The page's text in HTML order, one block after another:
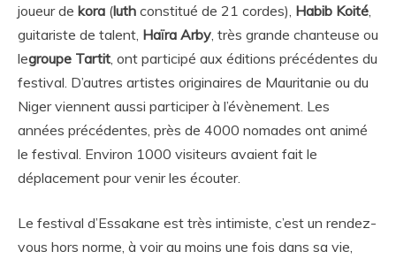
joueur de kora (luth constitué de 21 cordes), Habib Koité
guitariste de talent, Haïra Arby , très grande chanteuse ou
legroupe Tartit , ont participé aux éditions précédentes du
festival. D’autres artistes originaires de Mauritanie ou du
Niger viennent aussi participer à l’évènement. Les
années précédentes, près de 4000 nomades ont animé
le festival. Environ 1000 visiteurs avaient fait le
déplacement pour venir les écouter.
Le festival d’Essakane est très intimiste, c’est un rendez-
vous hors norme, à voir au moins une fois dans sa vie,